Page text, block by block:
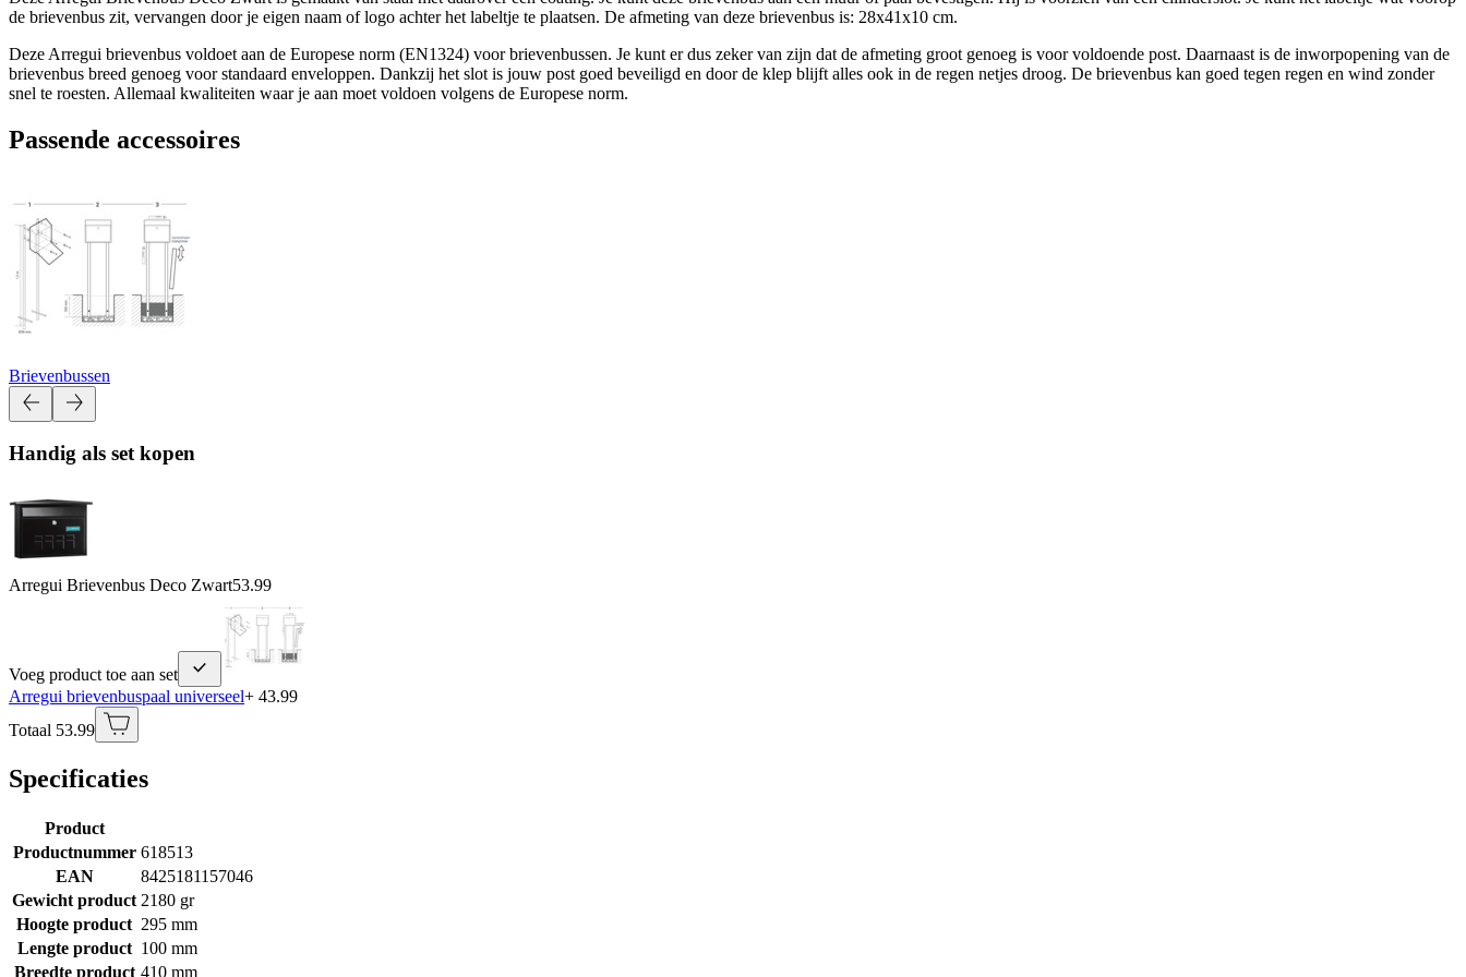
de brievenbus zit, vervangen door je eigen naam of logo achter het labeltje te plaatsen. De afmeting van deze brievenbus is: 28x41x10 cm.
Deze Arregui brievenbus voldoet aan de Europese norm (EN1324) voor brievenbussen. Je kunt er dus zeker van zijn dat de afmeting groot genoeg is voor voldoende post. Daarnaast is de inworpopening van de
brievenbus breed genoeg voor standaard enveloppen. Dankzij het slot is jouw post goed beveiligd en door de klep blijft alles ook in de regen netjes droog. De brievenbus kan goed tegen regen en wind zonder
snel te roesten. Allemaal kwaliteiten waar je aan moet voldoen volgens de Europese norm.
Passende accessoires
Brievenbussen
Handig als set kopen
Arregui Brievenbus Deco Zwart53.99
Voeg product toe aan set
Arregui brievenbuspaal universeel+ 43.99
Totaal 53.99
Specificaties
Product
Productnummer 618513
EAN
8425181157046
Gewicht product 2180 gr
Hoogte product 295 mm
Lengte product 100 mm
Breedte product 410 mm